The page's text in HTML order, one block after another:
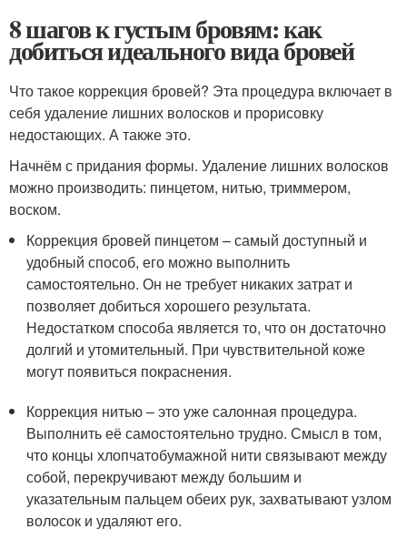
8 шагов к густым бровям: как
добиться идеального вида бровей
Что такое коррекция бровей? Эта процедура включает в
себя удаление лишних волосков и прорисовку
недостающих. А также это.
Начнём с придания формы. Удаление лишних волосков
можно производить: пинцетом, нитью, триммером,
воском.
Коррекция бровей пинцетом – самый доступный и
удобный способ, его можно выполнить
самостоятельно. Он не требует никаких затрат и
позволяет добиться хорошего результата.
Недостатком способа является то, что он достаточно
долгий и утомительный. При чувствительной коже
могут появиться покраснения.
Коррекция нитью – это уже салонная процедура.
Выполнить её самостоятельно трудно. Смысл в том,
что концы хлопчатобумажной нити связывают между
собой, перекручивают между большим и
указательным пальцем обеих рук, захватывают узлом
волосок и удаляют его.